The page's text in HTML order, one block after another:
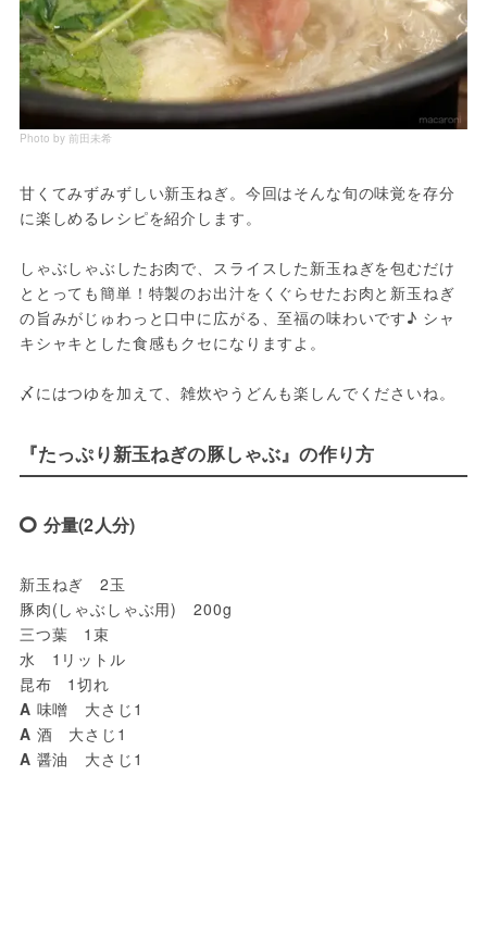
Photo by 前田未希
甘くてみずみずしい新玉ねぎ。今回はそんな旬の味覚を存分
に楽しめるレシピを紹介します。
しゃぶしゃぶしたお肉で、スライスした新玉ねぎを包むだけ
ととっても簡単！特製のお出汁をくぐらせたお肉と新玉ねぎ
の旨みがじゅわっと口中に広がる、至福の味わいです♪ シャ
キシャキとした食感もクセになりますよ。
〆にはつゆを加えて、雑炊やうどんも楽しんでくださいね。
『たっぷり新玉ねぎの豚しゃぶ』の作り方
分量(2人分)
新玉ねぎ　2玉
豚肉(しゃぶしゃぶ用)　200g
三つ葉　1束
水　1リットル
A
A
A 醤油　大さじ1